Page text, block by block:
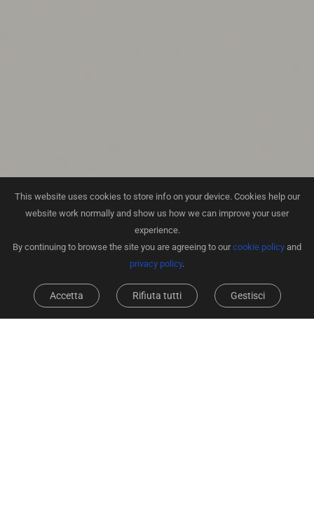
This website uses cookies to store info on your device. Cookies help our
website work normally and show us how we can improve your user
experience.
By continuing to browse the site you are agreeing to ourcookie policy and
privacy policy.
Gestisci
Rifiuta tutti
Accetta